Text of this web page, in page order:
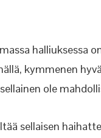
kymmenen
ole
sellaisen